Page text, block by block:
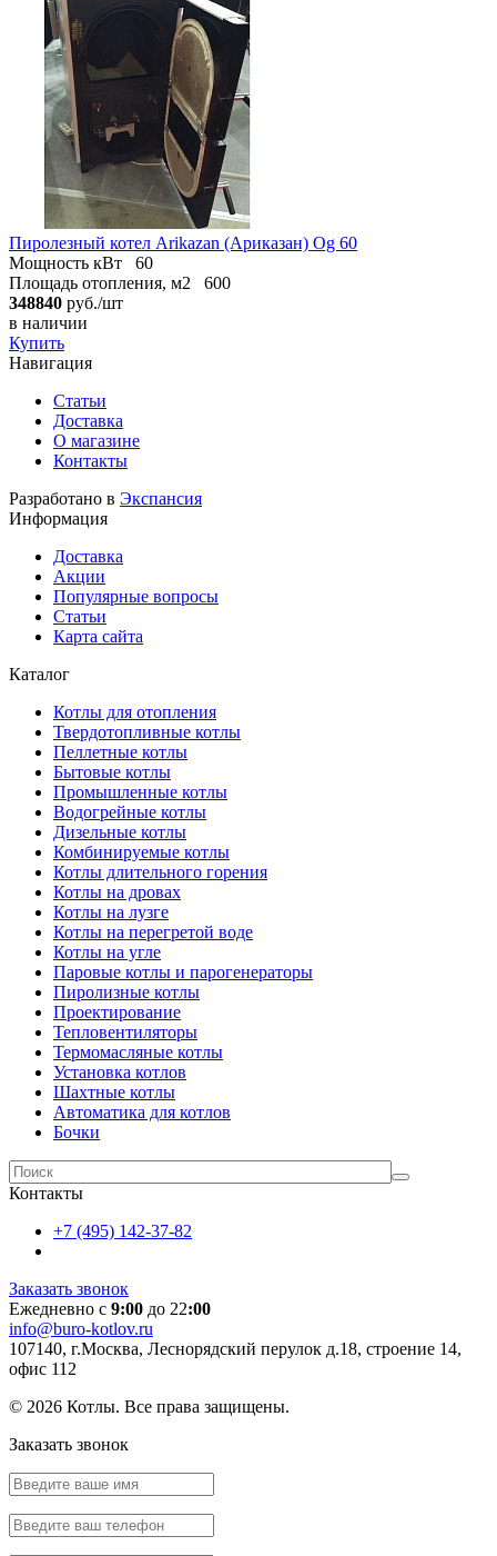
Пиролезный котел Arikazan (Ариказан) Og 60
Мощность кВт
60
Площадь отопления, м2
600
348840 руб./шт
в наличии
Купить
Навигация
Статьи
Доставка
О магазине
Контакты
Разработано в Экспансия
Информация
Доставка
Акции
Популярные вопросы
Статьи
Карта сайта
Каталог
Котлы для отопления
Твердотопливные котлы
Пеллетные котлы
Бытовые котлы
Промышленные котлы
Водогрейные котлы
Дизельные котлы
Комбинируемые котлы
Котлы длительного горения
Котлы на дровах
Котлы на лузге
Котлы на перегретой воде
Котлы на угле
Паровые котлы и парогенераторы
Пиролизные котлы
Проектирование
Тепловентиляторы
Термомасляные котлы
Установка котлов
Шахтные котлы
Автоматика для котлов
Бочки
Контакты
+7 (495) 142-37-82
Заказать звонок
Ежедневно с 9:00 до 22:00
info@buro-kotlov.ru
107140, г.Москва, Леснорядский перулок д.18, строение 14,
офис 112
© 2026 Котлы. Все права защищены.
Заказать звонок